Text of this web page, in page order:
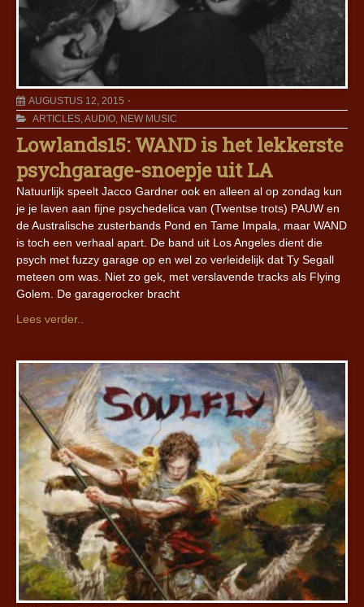
AUGUSTUS 12, 2015
ARTICLES,AUDIO, NEW MUSIC
Lowlands15: WAND is het lekkerste
psychgarage-snoepje uit LA
Natuurlijk speelt Jacco Gardner ook en alleen al op zondag kun
je je laven aan fijne psychedelica van (Twentse trots) PAUW en
de Australische zusterbands Pond en Tame Impala, maar WAND
is toch een verhaal apart. De band uit Los Angeles dient die
psych met fuzzy garage op en wel zo verleidelijk dat Ty Segall
meteen om was. Niet zo gek, met verslavende tracks als Flying
Golem. De garagerocker bracht
Lees verder..